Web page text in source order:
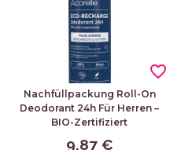
Nachfüllpackung Roll-On
Deodorant 24h Für Herren –
BIO-Zertifiziert
9,87 €
favorite_border